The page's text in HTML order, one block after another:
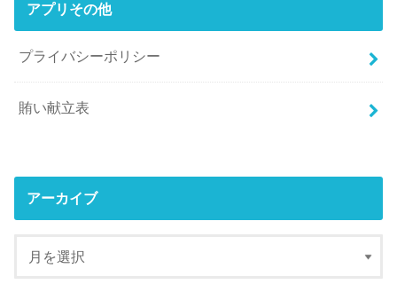
アプリその他
プライバシーポリシー
賄い献立表
アーカイブ